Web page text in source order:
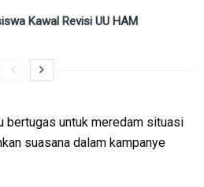
Kawal Revisi UU HAM
bertugas untuk meredam situasi
suasana dalam kampanye